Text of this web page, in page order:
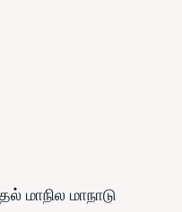
மாநில மாநாடு